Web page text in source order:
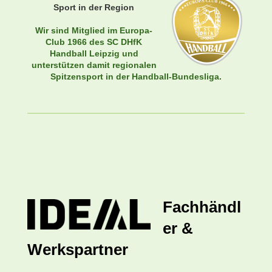
Sport in der Region
Wir sind Mitglied im Europa-
Club 1966 des SC DHfK
Handball Leipzig und
unterstützen damit regionalen
Spitzensport in der Handball-Bundesliga.
Fachhändl
er &
Werkspartner